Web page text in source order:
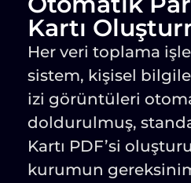
Kartı
Her veri toplama
sistem, kişisel
izi görüntüleri
doldurulmuş,
Kartı PDF’si
kurumun